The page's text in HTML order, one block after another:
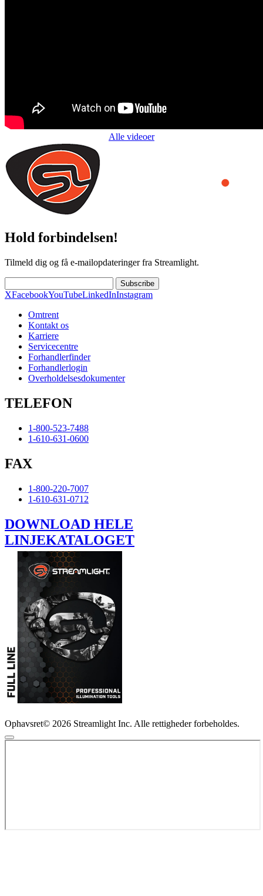
Alle videoer
Hold forbindelsen!
Tilmeld dig og få e-mailopdateringer fra Streamlight.
Subscribe
XFacebookYouTubeLinkedInInstagram
Omtrent
Kontakt os
Karriere
Servicecentre
Forhandlerfinder
Forhandlerlogin
Overholdelsesdokumenter
TELEFON
1-800-523-7488
1-610-631-0600
FAX
1-800-220-7007
1-610-631-0712
DOWNLOAD HELE
LINJEKATALOGET
Ophavsret© 2026 Streamlight Inc. Alle rettigheder forbeholdes.